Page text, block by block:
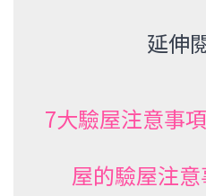
延伸
7大驗屋注意事
屋的驗屋注意